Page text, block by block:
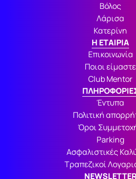
Βόλος
Λάρισα
Κατερίνη
Η ΕΤΑΙΡΙΑ
Επικοινωνία
Ποιοι είμαστε
Club Mentor
Έντυπα
Πολιτική
Όροι
Parking
Ασφαλιστικές
Τραπεζικοί
NEWSLETTER